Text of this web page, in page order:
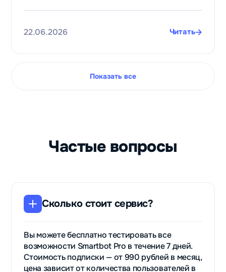
цифровых
22.06.2026 Читать
Показать все
Частые вопросы
Сколько стоит сервис?
Вы можете бесплатно тестировать все
возможности Smartbot Pro в течение 7 дней.
Стоимость подписки — от 990 рублей в месяц,
цена зависит от количества пользователей в